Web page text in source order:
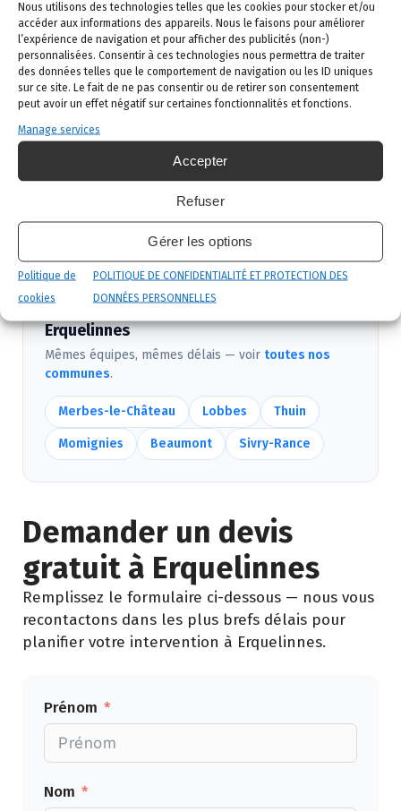
Nous utilisons des technologies telles que les cookies pour stocker et/ou
accéder aux informations des appareils. Nous le faisons pour améliorer
l’expérience de navigation et pour afficher des publicités (non-)
personnalisées. Consentir à ces technologies nous permettra de traiter
des données telles que le comportement de navigation ou les ID uniques
sur ce site. Le fait de ne pas consentir ou de retirer son consentement
peut avoir un effet négatif sur certaines fonctionnalités et fonctions.
Manage services
Accepter
Refuser
Gérer les options
Politique de
cookies
POLITIQUE DE CONFIDENTIALITÉ ET PROTECTION DES
DONNÉES PERSONNELLES
formulaire ci-dessous ou vous nous appelez au
02 523 21 89. Réponse sous 24h.
Diagnostic gratuit: notre technicien vient
identifier la nuisance et son origine.
Intervention ciblée: traitement adapté,
produits certifiés, sécurité maximale, discrétion
garantie.
Erquelinnes
Mêmes équipes, mêmes délais — voir toutes nos
communes.
Merbes-le-Château Lobbes Thuin
Momignies Beaumont Sivry-Rance
Demander un devis
gratuit à Erquelinnes
Remplissez le formulaire ci-dessous — nous vous
recontactons dans les plus brefs délais pour
planifier votre intervention à Erquelinnes.
Prénom
Nom